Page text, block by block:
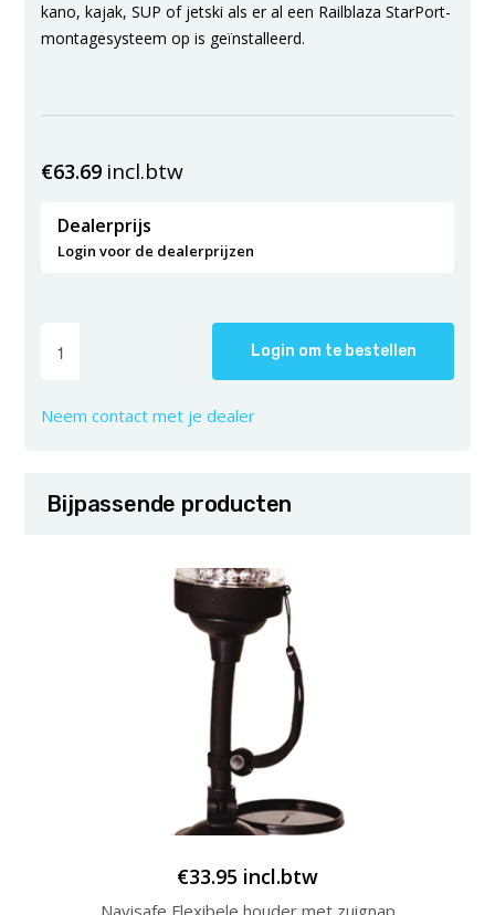
kano, kajak, SUP of jetski als er al een Railblaza StarPort-
montagesysteem op is geïnstalleerd.
€63.69 incl.btw
Dealerprijs
Login voor de dealerprijzen
Login om te bestellen
Neem contact met je dealer
Bijpassende producten
€33.95 incl.btw